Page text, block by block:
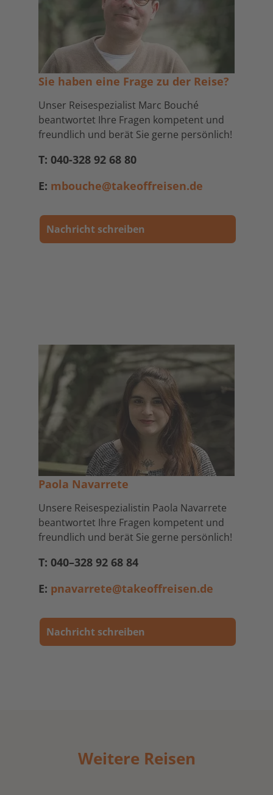
Sie haben eine Frage zu der Reise?
Unser Reisespezialist Marc Bouché
beantwortet Ihre Fragen kompetent und
freundlich und berät Sie gerne persönlich!
T: 040-328 92 68 80
E: mbouche@takeoffreisen.de
Nachricht schreiben
Paola Navarrete
Unsere Reisespezialistin Paola Navarrete
beantwortet Ihre Fragen kompetent und
freundlich und berät Sie gerne persönlich!
T: 040–328 92 68 84
E: pnavarrete@takeoffreisen.de
Nachricht schreiben
Weitere Reisen